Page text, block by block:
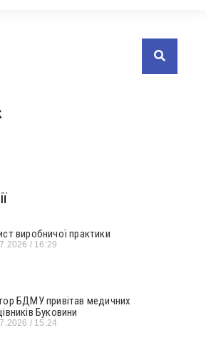
виробничої практики
16:29
БДМУ привітав медичних
Буковини
15:24